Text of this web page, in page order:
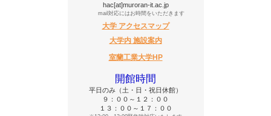
hac[at]muroran-it.ac.jp
mail対応にはお時間をいただきます
大学 アクセスマップ
大学内 施設案内
室蘭工業大学HP
開館時間
平日のみ（土・日・祝日休館）
９：００～１２：００
１３：００～１７：００